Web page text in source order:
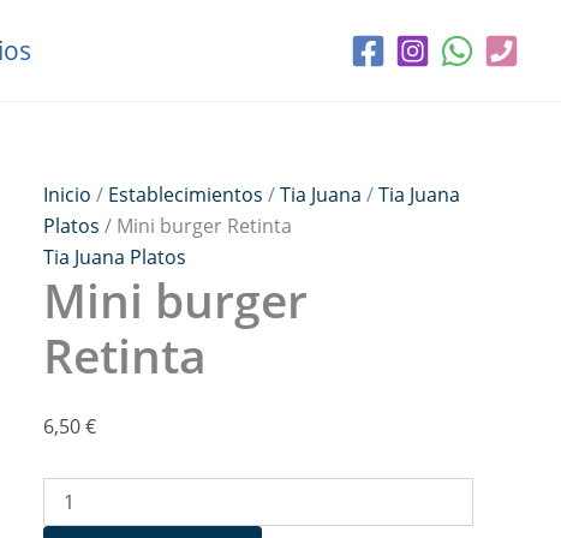
Inicio / Establecimientos /Tia Juana /Tia Juana
Platos / Mini burger Retinta
Tia Juana Platos
Mini burger
Retinta
6,50€